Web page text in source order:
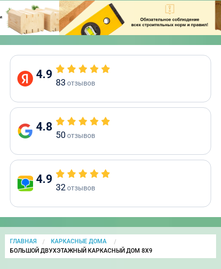
4.9
83 отзывов
4.8
50отзывов
4.9
32отзывов
ГЛАВНАЯ
КАРКАСНЫЕ ДОМА
CURRENT:
БОЛЬШОЙ ДВУХЭТАЖНЫЙ КАРКАСНЫЙ ДОМ 8Х9